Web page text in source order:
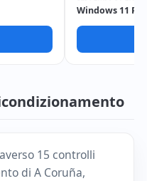
Windows 11 Pro
15 controlli
di A Coruña,